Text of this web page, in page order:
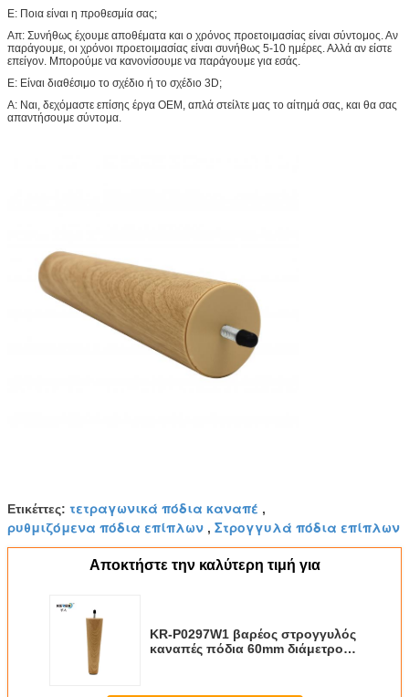
Ε: Ποια είναι η προθεσμία σας;
Απ: Συνήθως έχουμε αποθέματα και ο χρόνος προετοιμασίας είναι σύντομος. Αν
παράγουμε, οι χρόνοι προετοιμασίας είναι συνήθως 5-10 ημέρες. Αλλά αν είστε
επείγον. Μπορούμε να κανονίσουμε να παράγουμε για εσάς.
Ε: Είναι διαθέσιμο το σχέδιο ή το σχέδιο 3D;
Α: Ναι, δεχόμαστε επίσης έργα OEM, απλά στείλτε μας το αίτημά σας, και θα σας
απαντήσουμε σύντομα.
Ετικέττες: τετραγωνικά πόδια καναπέ ,
ρυθμιζόμενα πόδια επίπλων , Στρογγυλά πόδια επίπλων
Αποκτήστε την καλύτερη τιμή για
KR-P0297W1 βαρέος στρογγυλός
καναπές πόδια 60mm διάμετρος